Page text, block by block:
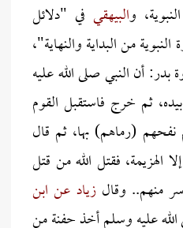
والبيهقي في "دلائل
النبوية من البداية والنهاية"،
أن النبي صلى الله عليه
ثم خرج فاستقبل القوم
(رماهم) بها، ثم قال
الهزيمة، فقتل الله من قتل
منهم.. وقالزياد عن ابن
عليه وسلم أخذ حفنة من